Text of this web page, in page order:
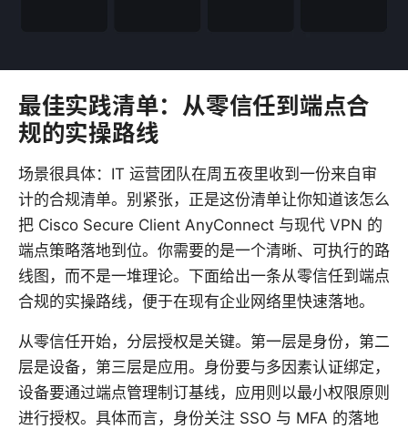
最佳实践清单：从零信任到端点合
规的实操路线
场景很具体：IT 运营团队在周五夜里收到一份来自审
计的合规清单。别紧张，正是这份清单让你知道该怎么
把 Cisco Secure Client AnyConnect 与现代 VPN 的
端点策略落地到位。你需要的是一个清晰、可执行的路
线图，而不是一堆理论。下面给出一条从零信任到端点
合规的实操路线，便于在现有企业网络里快速落地。
从零信任开始，分层授权是关键。第一层是身份，第二
层是设备，第三层是应用。身份要与多因素认证绑定，
设备要通过端点管理制订基线，应用则以最小权限原则
进行授权。具体而言，身份关注 SSO 与 MFA 的落地